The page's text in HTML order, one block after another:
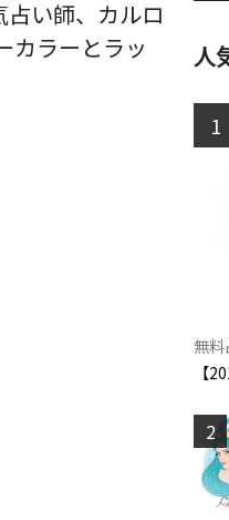
い師、カルロ
カラーとラッ
人
1
無料
【
2